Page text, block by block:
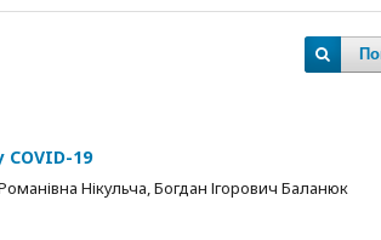
COVID-19
Нікульча, Богдан Ігорович Баланюк